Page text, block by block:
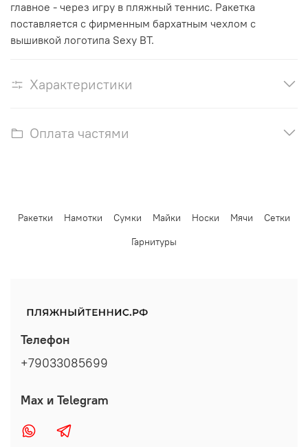
главное - через игру в пляжный теннис. Ракетка
поставляется с фирменным бархатным чехлом с
вышивкой логотипа Sexy BT.
Характеристики
Оплата частями
Ракетки Намотки Сумки Майки Носки Мячи
Сетки
Гарнитуры
Телефон
+79033085699
Max и Telegram